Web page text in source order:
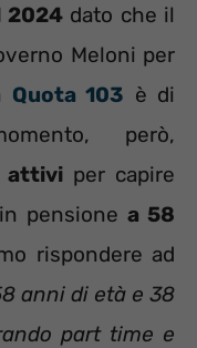
2024dato che il
Meloni per
Quota 103 è di
però,
attivi per capire
pensione a 58
rispondere ad
anni di età e 38
part time e